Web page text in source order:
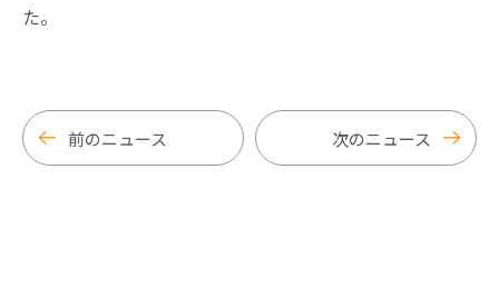
た。
前のニュース 次のニュース